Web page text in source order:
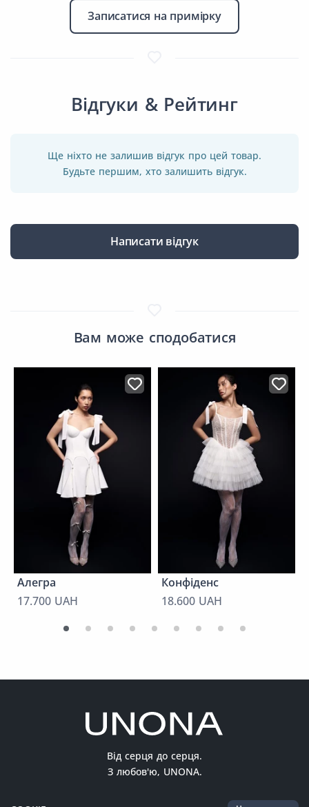
Записатися на примірку
Відгуки & Рейтинг
Ще ніхто не залишив відгук про цей товар.
Будьте першим, хто залишить відгук.
Написати відгук
Вам може сподобатися
Алегра
17.700 UAH
Конфіденс
18.600 UAH
Від серця до серця.
З любов'ю, UNONA.